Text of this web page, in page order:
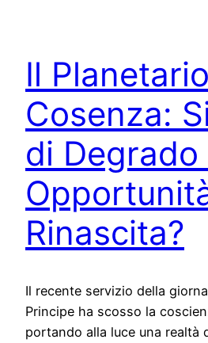
Il
Cosenza:
di Degrado
Rinascita?
Il recente servizio della
Principe ha scosso la
portando alla luce una realtà